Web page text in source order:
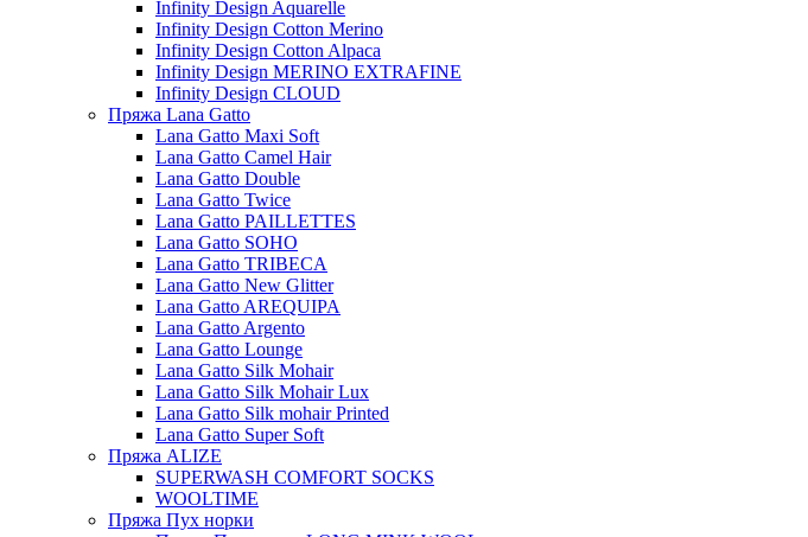
Infinity Design Aquarelle
Infinity Design Cotton Merino
Infinity Design Cotton Alpaca
Infinity Design MERINO EXTRAFINE
Infinity Design CLOUD
Пряжа Lana Gatto
Lana Gatto Maxi Soft
Lana Gatto Camel Hair
Lana Gatto Double
Lana Gatto Twice
Lana Gatto PAILLETTES
Lana Gatto SOHO
Lana Gatto TRIBECA
Lana Gatto New Glitter
Lana Gatto AREQUIPA
Lana Gatto Argento
Lana Gatto Lounge
Lana Gatto Silk Mohair
Lana Gatto Silk Mohair Lux
Lana Gatto Silk mohair Printed
Lana Gatto Super Soft
Пряжа ALIZE
SUPERWASH COMFORT SOCKS
WOOLTIME
Пряжа Пух норки